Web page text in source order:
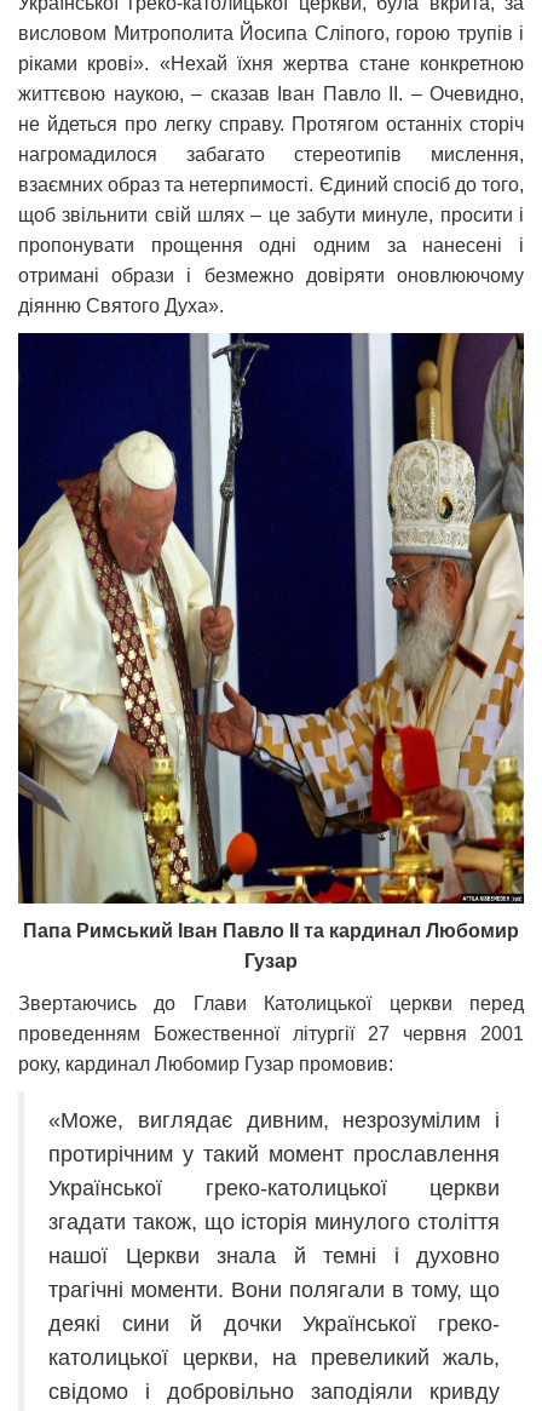
висловом Митрополита Йосипа Сліпого, горою трупів і
ріками крові». «Нехай їхня жертва стане конкретною
життєвою наукою, – сказав Іван Павло ІІ. – Очевидно,
не йдеться про легку справу. Протягом останніх сторіч
нагромадилося забагато стереотипів мислення,
взаємних образ та нетерпимості. Єдиний спосіб до того,
щоб звільнити свій шлях – це забути минуле, просити і
пропонувати прощення одні одним за нанесені і
отримані образи і безмежно довіряти оновлюючому
діянню Святого Духа».
Папа Римський Іван Павло ІІ та кардинал Любомир
Гузар
Звертаючись до Глави Католицької церкви перед
проведенням Божественної літургії 27 червня 2001
року, кардинал Любомир Гузар промовив:
«Може, виглядає дивним, незрозумілим і
протирічним у такий момент прославлення
Української греко-католицької церкви
згадати також, що історія минулого століття
нашої Церкви знала й темні і духовно
трагічні моменти. Вони полягали в тому, що
деякі сини й дочки Української греко-
католицької церкви, на превеликий жаль,
свідомо і добровільно заподіяли кривду